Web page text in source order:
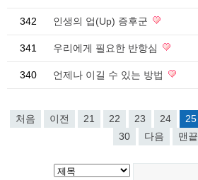
342 인생의 업(Up) 증후군
341 우리에게 필요한 반항심
340 언제나 이길 수 있는 방법
처음 이전 21 22 23 24 25
30
다음 맨끝